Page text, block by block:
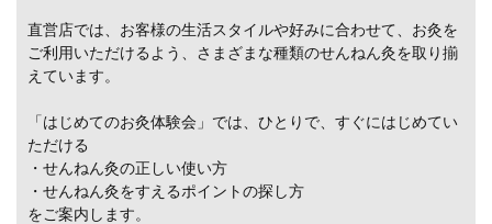
直営店では、お客様の生活スタイルや好みに合わせて、お灸を
ご利用いただけるよう、さまざまな種類のせんねん灸を取り揃
えています。
「はじめてのお灸体験会」では、ひとりで、すぐにはじめてい
ただける
・せんねん灸の正しい使い方
・せんねん灸をすえるポイントの探し方
をご案内します。